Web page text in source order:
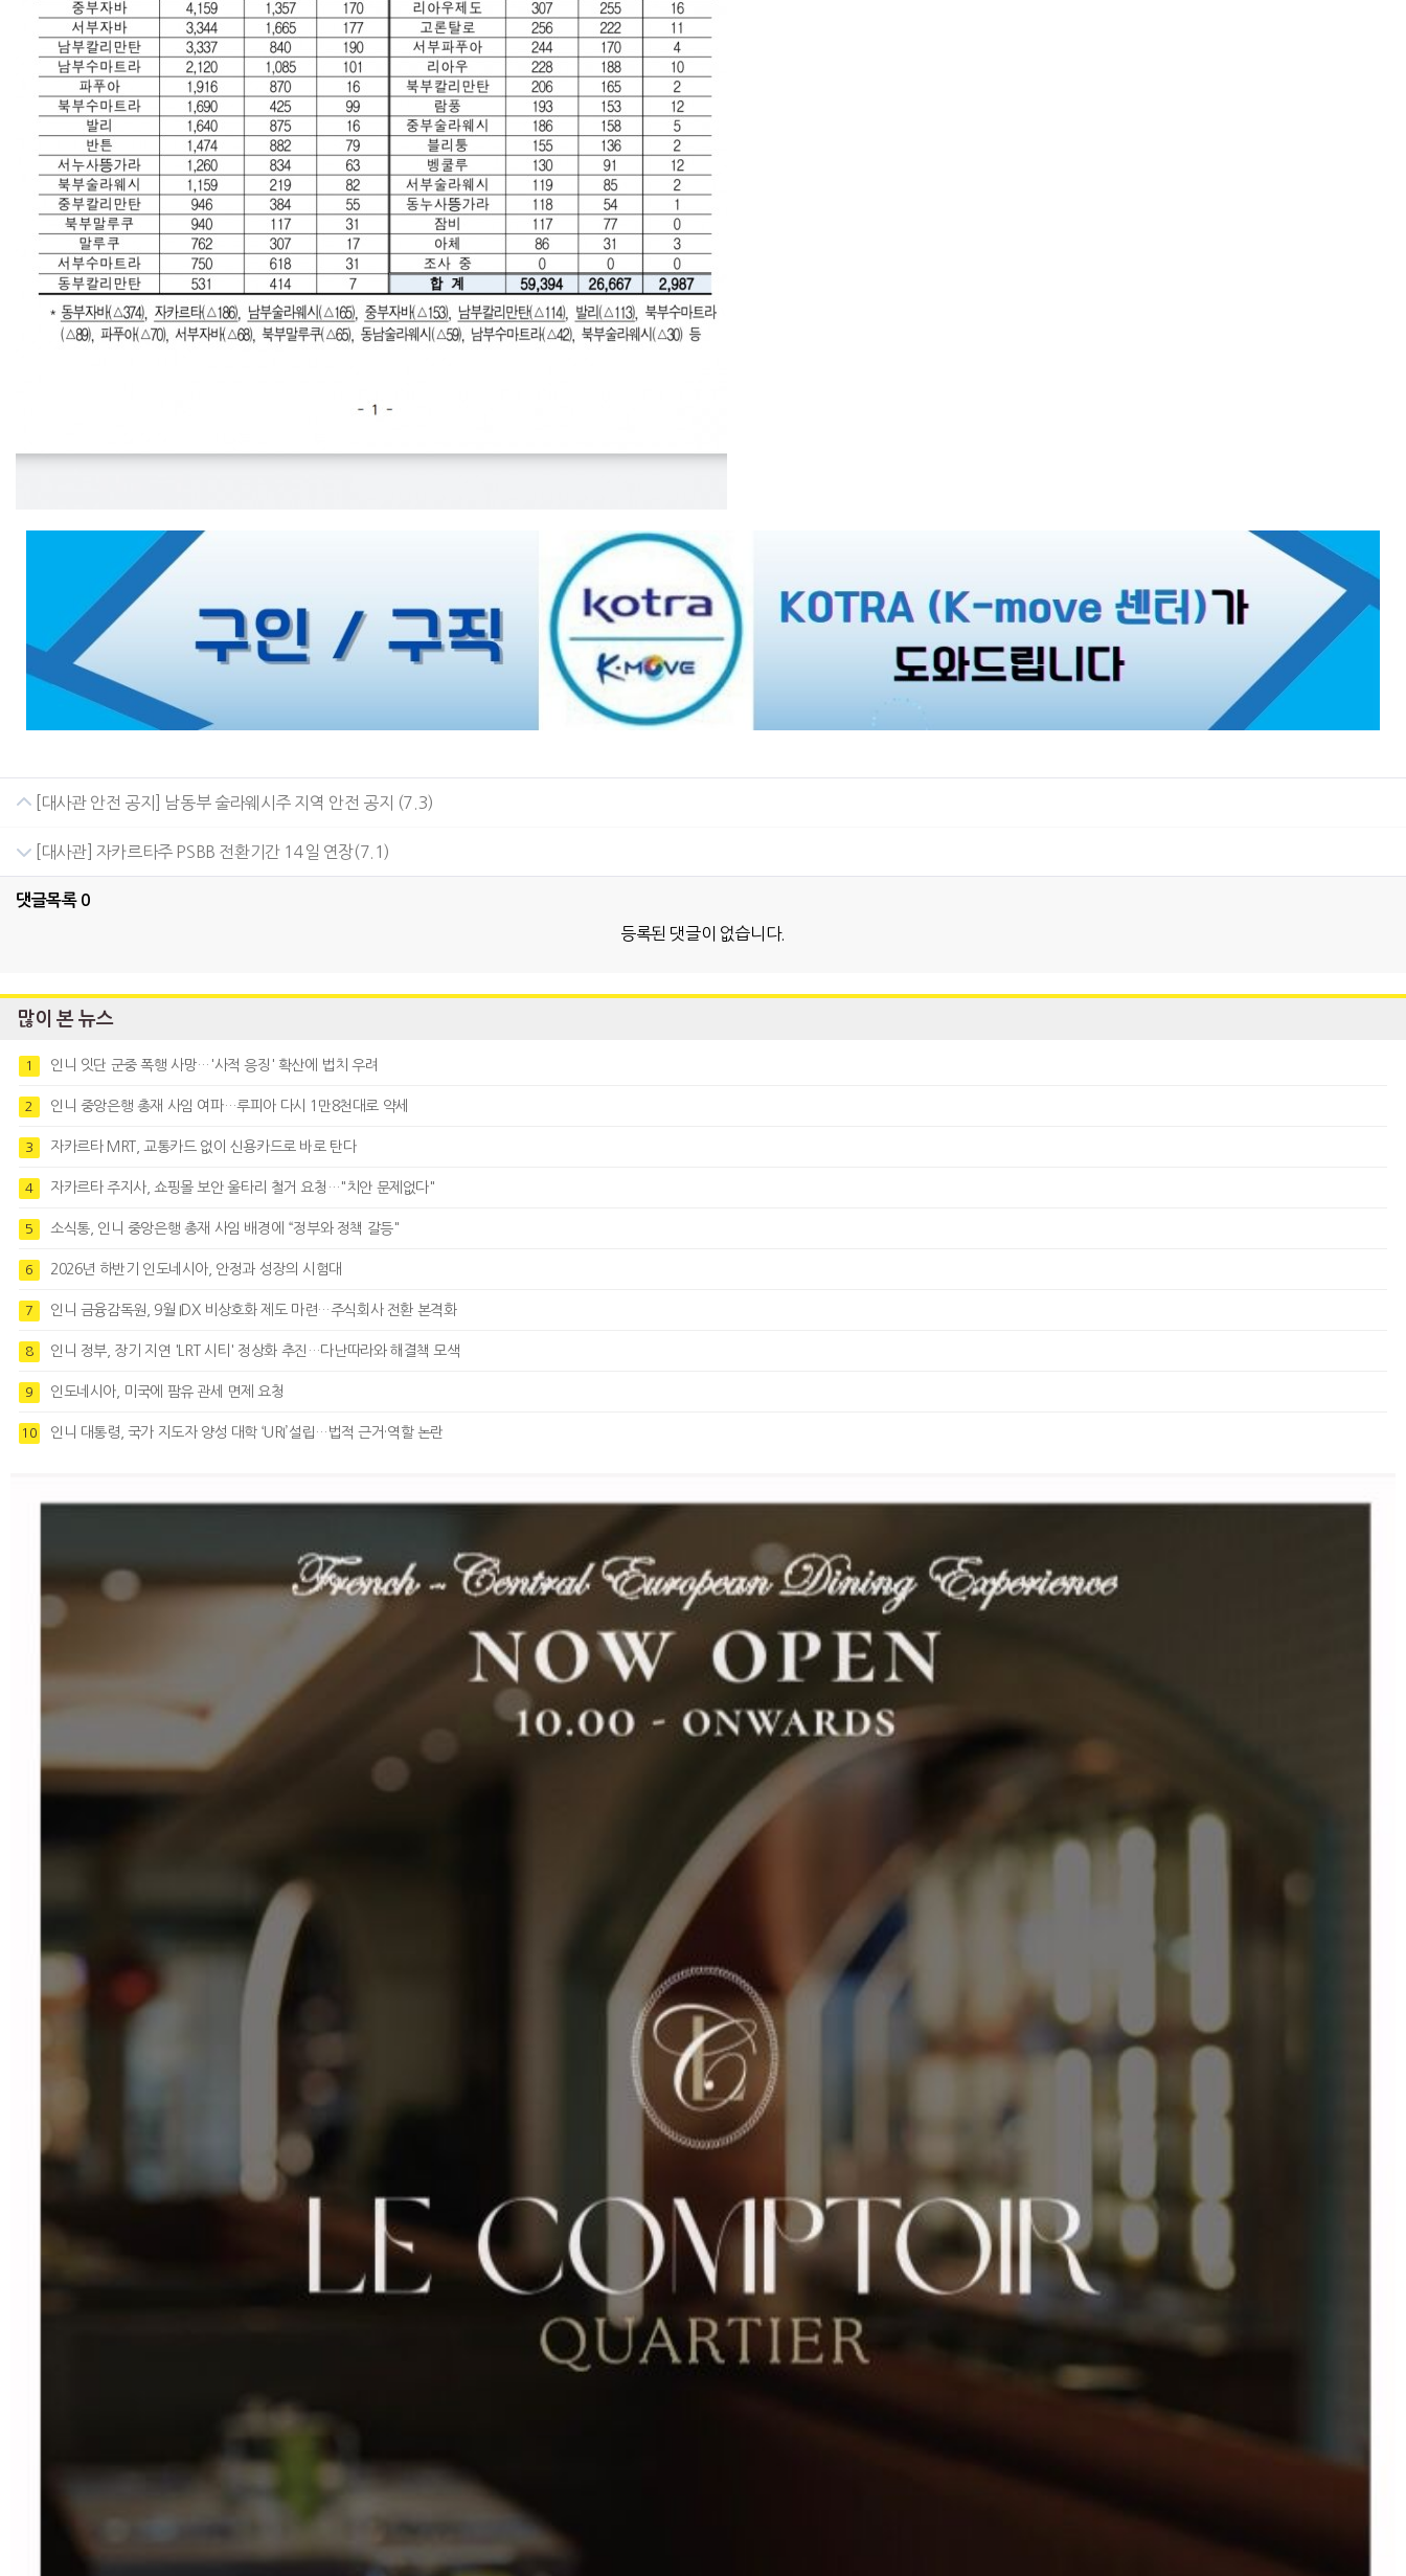
[대사관 안전 공지] 남동부 술라웨시주 지역 안전 공지 (7.3)
[대사관] 자카르타주 PSBB 전환기간 14일 연장(7.1)
댓글목록 0
등록된 댓글이 없습니다.
많이 본 뉴스
1 인니 잇단 군중 폭행 사망…'사적 응징' 확산에 법치 우려
2 인니 중앙은행 총재 사임 여파…루피아 다시 1만8천대로 약세
3 자카르타 MRT, 교통카드 없이 신용카드로 바로 탄다
4 자카르타 주지사, 쇼핑몰 보안 울타리 철거 요청…"치안 문제없다"
5 소식통, 인니 중앙은행 총재 사임 배경에 “정부와 정책 갈등"
6 2026년 하반기 인도네시아, 안정과 성장의 시험대
7 인니 금융감독원, 9월 IDX 비상호화 제도 마련…주식회사 전환 본격화
8 인니 정부, 장기 지연 'LRT 시티' 정상화 추진…다난따라와 해결책 모색
9 인도네시아, 미국에 팜유 관세 면제 요청
10 인니 대통령, 국가 지도자 양성 대학 ‘URI’설립…법적 근거·역할 논란